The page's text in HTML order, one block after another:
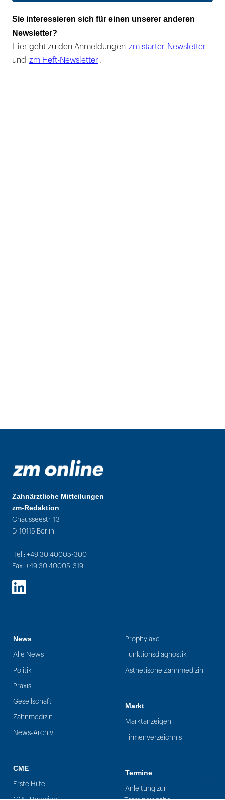
Sie interessieren sich für einen unserer anderen
Newsletter?
Hier geht zu den Anmeldungen zm starter-Newsletter
und zm Heft-Newsletter .
Zahnärztliche Mitteilungen
zm-Redaktion
Chausseestr. 13
D-10115 Berlin
Tel.: +49 30 40005-300
Fax: +49 30 40005-319
LinkedIn
News
Alle News
Politik
Praxis
Gesellschaft
Zahnmedizin
News-Archiv
CME
Erste Hilfe
Prophylaxe
Funktionsdiagnostik
Ästhetische Zahnmedizin
Markt
Marktanzeigen
Firmenverzeichnis
Termine
Anleitung zur